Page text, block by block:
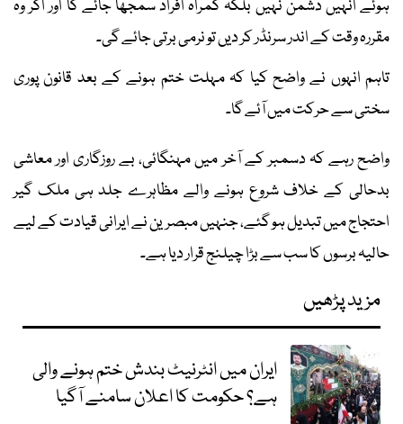
ہوئے انہیں دشمن نہیں بلکہ گمراہ افراد سمجھا جائے گا اور اگر وہ
مقررہ وقت کے اندر سرنڈر کر دیں تو نرمی برتی جائے گی۔
تاہم انہوں نے واضح کیا کہ مہلت ختم ہونے کے بعد قانون پوری
سختی سے حرکت میں آئے گا۔
واضح رہے کہ دسمبر کے آخر میں مہنگائی، بے روزگاری اور معاشی
بدحالی کے خلاف شروع ہونے والے مظاہرے جلد ہی ملک گیر
احتجاج میں تبدیل ہو گئے، جنہیں مبصرین نے ایرانی قیادت کے لیے
حالیہ برسوں کا سب سے بڑا چیلنج قرار دیا ہے۔
مزید پڑھیں
ایران میں انٹرنیٹ بندش ختم ہونے والی
ہے؟ حکومت کا اعلان سامنے آگیا